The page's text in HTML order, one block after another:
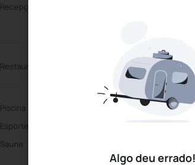
Algo deu errado!
Recepção 24 horas
Restaurante Bar de
Piscina Piscina
Esportes aquáticos
Sauna